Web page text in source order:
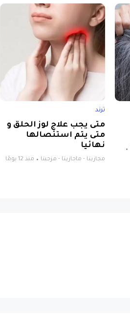
ترند
متى يجب علاج لوز الحلق و
متى يتم استئصالها
نهائيا
مجازيتا - ماجازيتا - مزجيتا منذ 12 يومًا